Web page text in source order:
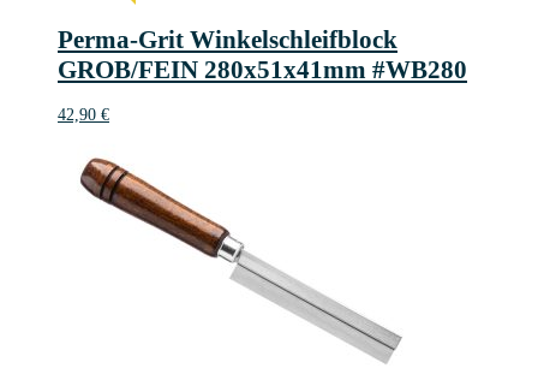
Perma-Grit Winkelschleifblock
GROB/FEIN 280x51x41mm #WB280
42,90 €